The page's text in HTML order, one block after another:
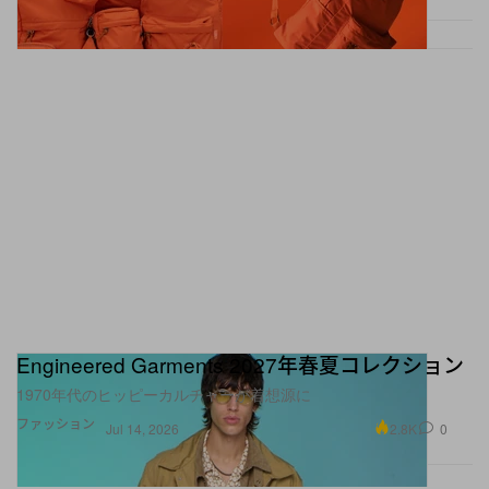
ファッション
Engineered Garments 2027年春夏コレクション
1970年代のヒッピーカルチャーが着想源に
Jul 14, 2026 2.8K 0